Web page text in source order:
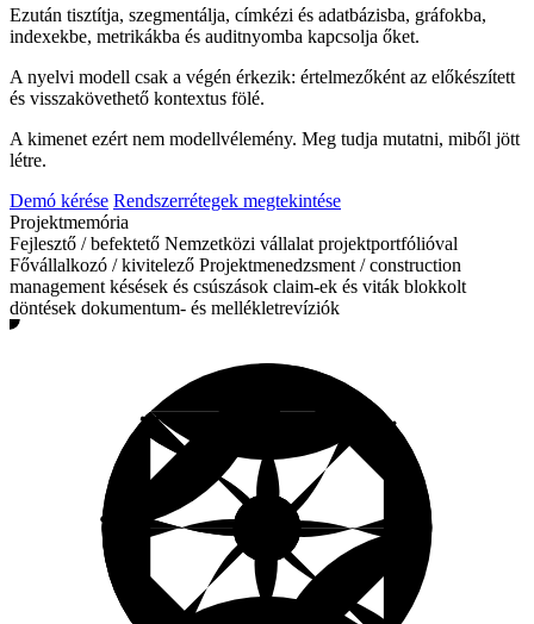
Ezután tisztítja, szegmentálja, címkézi és adatbázisba, gráfokba,
indexekbe, metrikákba és auditnyomba kapcsolja őket.
A nyelvi modell csak a végén érkezik: értelmezőként az előkészített
és visszakövethető kontextus fölé.
A kimenet ezért nem modellvélemény. Meg tudja mutatni, miből jött
létre.
Demó kérése Rendszerrétegek megtekintése
Projektmemória
Fejlesztő / befektető Nemzetközi vállalat projektportfólióval
Fővállalkozó / kivitelező Projektmenedzsment / construction
management késések és csúszások claim-ek és viták blokkolt
döntések dokumentum- és mellékletrevíziók